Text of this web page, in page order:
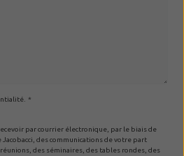
*
par courrier électronique, par le biais de
des communications de votre part
des séminaires, des tables rondes, des